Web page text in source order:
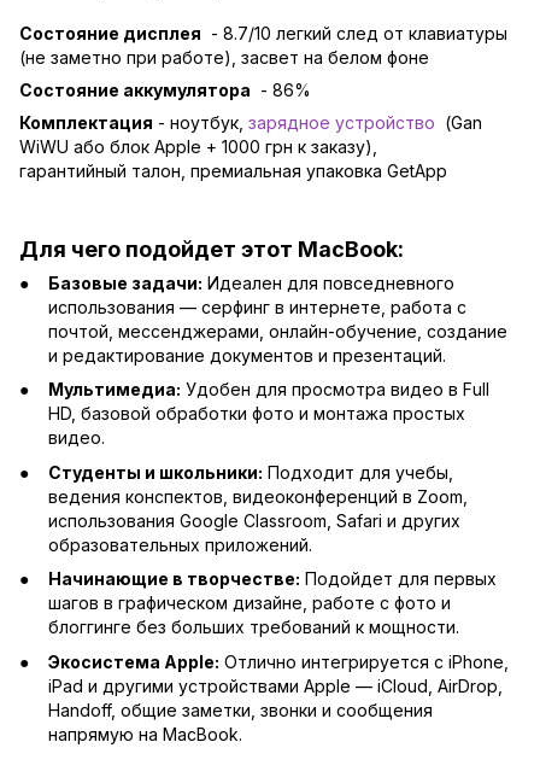
Состояние дисплея - 8.7/10 легкий след от клавиатуры
(не заметно при работе), засвет на белом фоне
Состояние аккумулятора - 86%
Комплектация - ноутбук, зарядное устройство (Gan
WiWU або блок Apple + 1000 грн к заказу),
гарантийный талон, премиальная упаковка GetApp
Для чего подойдет этот MacBook:
Базовые задачи: Идеален для повседневного
использования — серфинг в интернете, работа с
почтой, мессенджерами, онлайн-обучение, создание
и редактирование документов и презентаций.
Мультимедиа: Удобен для просмотра видео в Full
HD, базовой обработки фото и монтажа простых
видео.
Студенты и школьники: Подходит для учебы,
ведения конспектов, видеоконференций в Zoom,
использования Google Classroom, Safari и других
образовательных приложений.
Начинающие в творчестве: Подойдет для первых
шагов в графическом дизайне, работе с фото и
блоггинге без больших требований к мощности.
Экосистема Apple: Отлично интегрируется с iPhone,
iPad и другими устройствами Apple — iCloud, AirDrop,
Handoff, общие заметки, звонки и сообщения
напрямую на MacBook.